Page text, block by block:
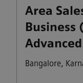
Area
Business
Bangalore,